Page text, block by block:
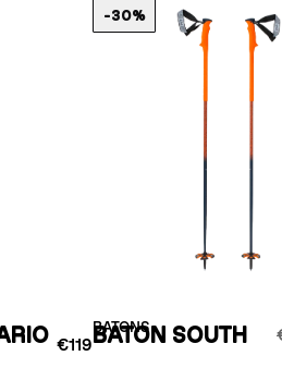
€119
BATONS
BATON SOUTH
-30%